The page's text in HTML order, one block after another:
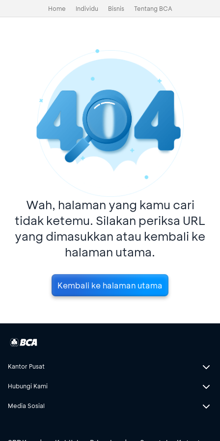
Home Individu Bisnis Tentang BCA
Wah, halaman yang kamu cari
tidak ketemu. Silakan periksa URL
yang dimasukkan atau kembali ke
halaman utama.
Kembali ke halaman utama
Kantor Pusat
Hubungi Kami
Media Sosial